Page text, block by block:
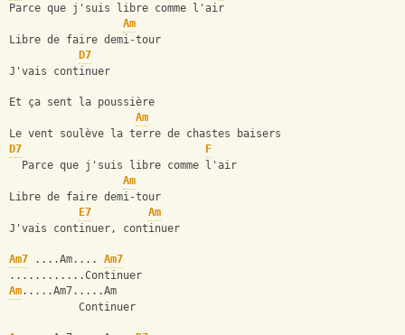
Parce que j'suis libre comme l'air
Am
Libre de faire demi-tour
D7
J'vais continuer
Et ça sent la poussière
Am
Le vent soulève la terre de chastes baisers
D7
F
  Parce que j'suis libre comme l'air
Am
Libre de faire demi-tour
E7
Am
J'vais continuer, continuer
Am7 ....Am.... Am7
............Continuer
Am.....Am7.....Am
           Continuer